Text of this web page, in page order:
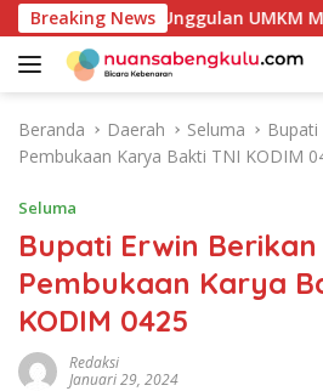
a
Breaking News
Produk Unggulan UMKM
Beranda Daerah Seluma
Pembukaan Karya Bakti TNI KODIM
Seluma
Bupati Erwin
Pembukaan Karya
KODIM 0425
Redaksi
Januari 29, 2024